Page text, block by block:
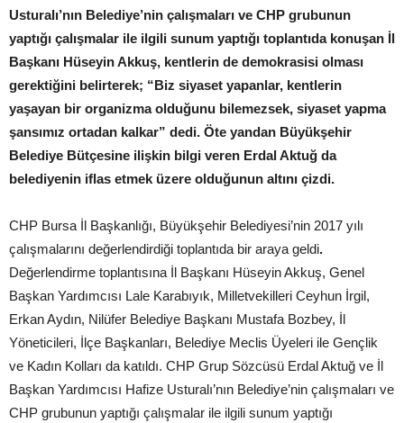
Usturalı’nın Belediye’nin çalışmaları ve CHP grubunun
yaptığı çalışmalar ile ilgili sunum yaptığı toplantıda konuşan İl
Başkanı Hüseyin Akkuş, kentlerin de demokrasisi olması
gerektiğini belirterek; “Biz siyaset yapanlar, kentlerin
yaşayan bir organizma olduğunu bilemezsek, siyaset yapma
şansımız ortadan kalkar” dedi. Öte yandan Büyükşehir
Belediye Bütçesine ilişkin bilgi veren Erdal Aktuğ da
belediyenin iflas etmek üzere olduğunun altını çizdi.
CHP Bursa İl Başkanlığı, Büyükşehir Belediyesi’nin 2017 yılı
çalışmalarını değerlendirdiği toplantıda bir araya geldi.
Değerlendirme toplantısına İl Başkanı Hüseyin Akkuş, Genel
Başkan Yardımcısı Lale Karabıyık, Milletvekilleri Ceyhun İrgil,
Erkan Aydın, Nilüfer Belediye Başkanı Mustafa Bozbey, İl
Yöneticileri, İlçe Başkanları, Belediye Meclis Üyeleri ile Gençlik
ve Kadın Kolları da katıldı. CHP Grup Sözcüsü Erdal Aktuğ ve İl
Başkan Yardımcısı Hafize Usturalı’nın Belediye’nin çalışmaları ve
CHP grubunun yaptığı çalışmalar ile ilgili sunum yaptığı